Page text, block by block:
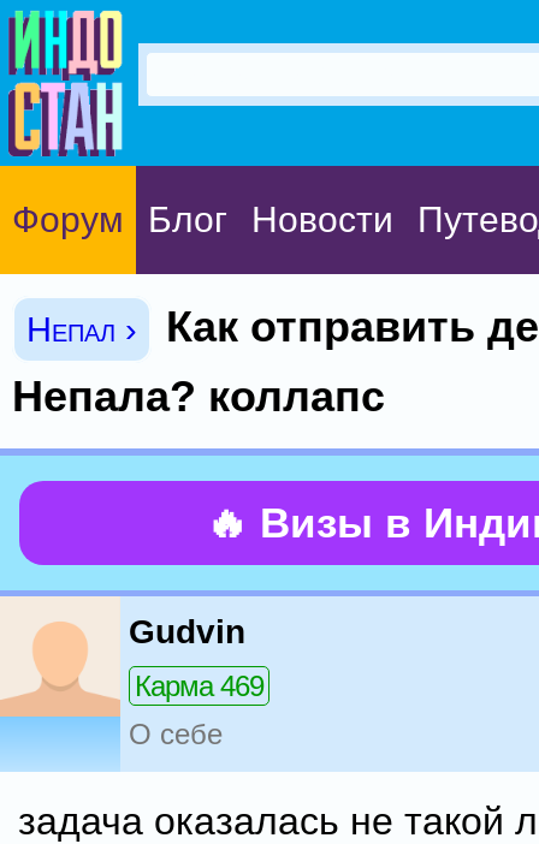
Форум Блог Новости
Непал ›
Как отправить
Непала? коллапс
🔥 Визы в
Gudvin
Карма 469
О себе
задача оказалась не такой